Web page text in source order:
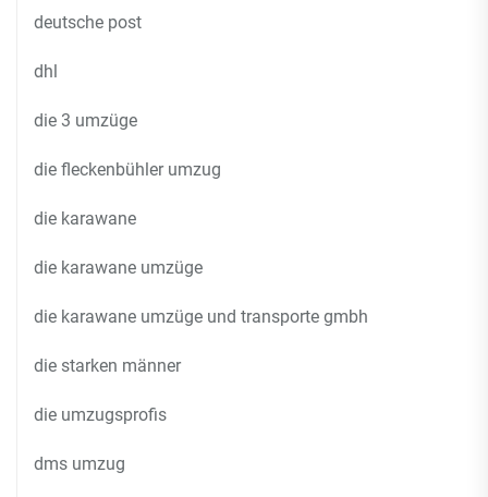
deutsche post
dhl
die 3 umzüge
die fleckenbühler umzug
die karawane
die karawane umzüge
die karawane umzüge und transporte gmbh
die starken männer
die umzugsprofis
dms umzug